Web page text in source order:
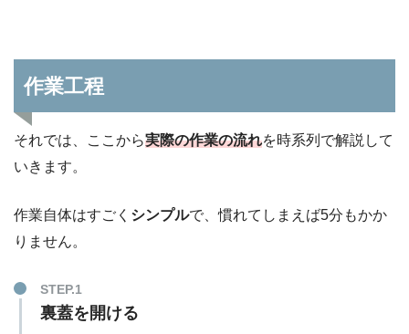
作業工程
それでは、ここから実際の作業の流れを時系列で解説して
いきます。
作業自体はすごく シンプルで、慣れてしまえば5分もかか
りません。
STEP.1
裏蓋を開ける